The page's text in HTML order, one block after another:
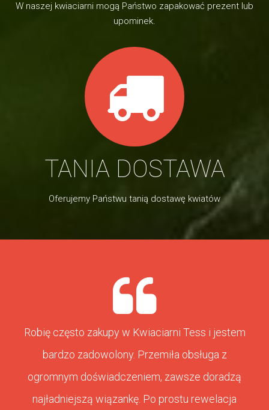
W naszej kwiaciarni mogą Państwo zapakować prezent lub
upominek.
TANIA DOSTAWA
Oferujemy Państwu tanią dostawę kwiatów
Robię często zakupy w Kwiaciarni Tess i jestem
bardzo zadowolony. Przemiła obsługa z
ogromnym doświadczeniem, zawsze doradzą
najładniejszą wiązankę. Po prostu rewelacja